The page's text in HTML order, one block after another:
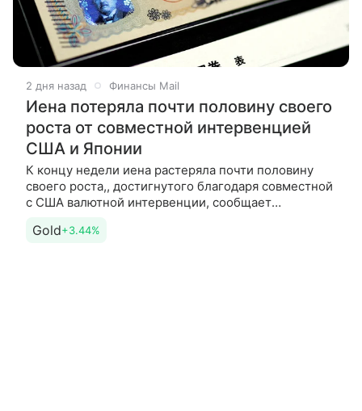
2 дня назад Финансы Mail
Иена потеряла почти половину своего
роста от совместной интервенцией
США и Японии
К концу недели иена растеряла почти половину
своего роста,, достигнутого благодаря совместной
с США валютной интервенции, сообщает
обстоятельство лишь
Gold+3.44%